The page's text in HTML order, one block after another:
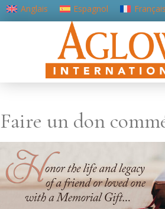
Anglais Espagnol
Français
Portugais - du Portugal
Faire un don